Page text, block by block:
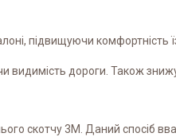
підвищуючи комфортність
видимість дороги. Також
скотчу 3M. Даний спосіб